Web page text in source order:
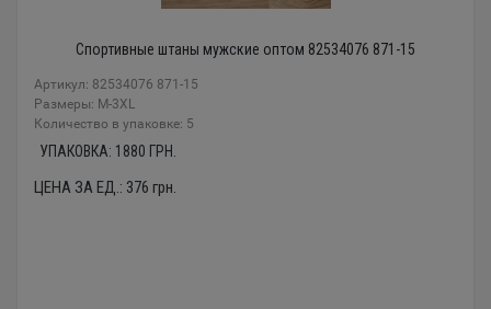
Спортивные штаны мужские оптом 82534076 871-15
Артикул: 82534076 871-15
Размеры: М-3XL
Количество в упаковке: 5
УПАКОВКА: 1880 ГРН.
ЦЕНА ЗА ЕД.: 376 грн.